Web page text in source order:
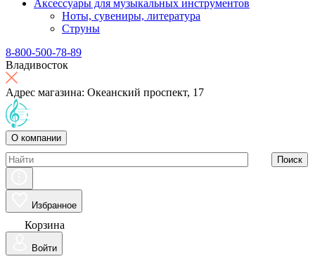
Аксессуары для музыкальных инструментов
Ноты, сувениры, литература
Струны
8-800-500-78-89
Владивосток
Адрес магазина: Океанский проспект, 17
О компании
Поиск
Избранное
Корзина
Войти